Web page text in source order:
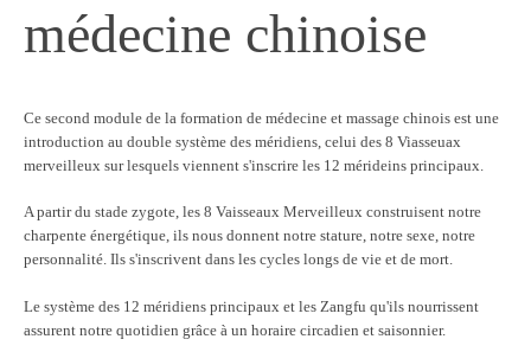
médecine chinoise
Ce second module de la formation de médecine et massage chinois est une
introduction au double système des méridiens, celui des 8 Viasseuax
merveilleux sur lesquels viennent s'inscrire les 12 mérideins principaux.
A partir du stade zygote, les 8 Vaisseaux Merveilleux construisent notre
charpente énergétique, ils nous donnent notre stature, notre sexe, notre
personnalité. Ils s'inscrivent dans les cycles longs de vie et de mort.
Le système des 12 méridiens principaux et les Zangfu qu'ils nourrissent
assurent notre quotidien grâce à un horaire circadien et saisonnier.